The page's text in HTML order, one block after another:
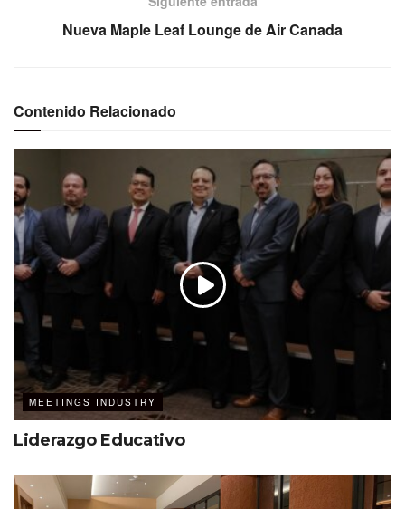
Nueva Maple Leaf Lounge de Air Canada
Contenido Relacionado
MEETINGS INDUSTRY
Liderazgo Educativo